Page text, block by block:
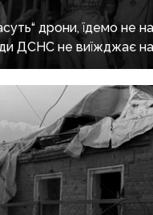
дрони, їдемо не
ДСНС не виїжджає на
ситуацій у